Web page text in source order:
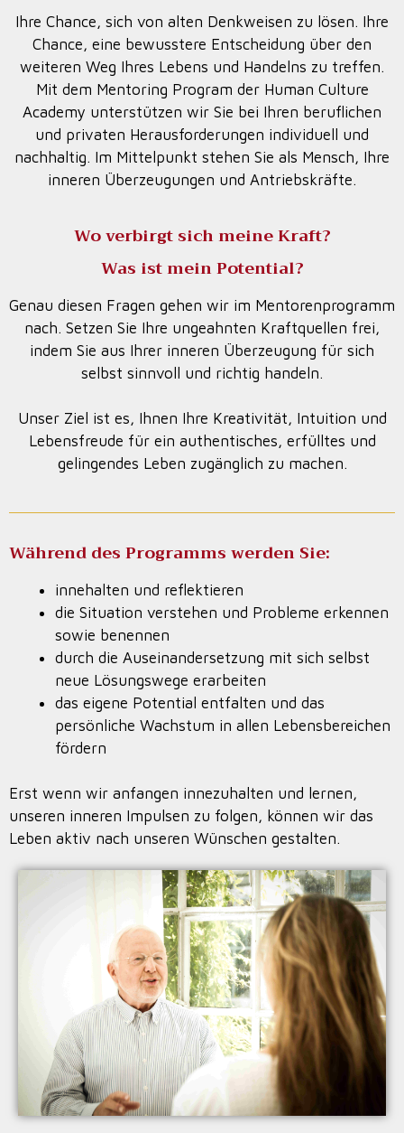
Ihre Chance, sich von alten Denkweisen zu lösen. Ihre
Chance, eine bewusstere Entscheidung über den
weiteren Weg Ihres Lebens und Handelns zu treffen.
Mit dem Mentoring Program der Human Culture
Academy unterstützen wir Sie bei Ihren beruflichen
und privaten Herausforderungen individuell und
nachhaltig. Im Mittelpunkt stehen Sie als Mensch, Ihre
inneren Überzeugungen und Antriebskräfte.
Wo verbirgt sich meine Kraft?
Was ist mein Potential?
Genau diesen Fragen gehen wir im Mentorenprogramm
nach. Setzen Sie Ihre ungeahnten Kraftquellen frei,
indem Sie aus Ihrer inneren Überzeugung für sich
selbst sinnvoll und richtig handeln.
Unser Ziel ist es, Ihnen Ihre Kreativität, Intuition und
Lebensfreude für ein authentisches, erfülltes und
gelingendes Leben zugänglich zu machen.
Während des Programms werden Sie:
innehalten und reflektieren
die Situation verstehen und Probleme erkennen
sowie benennen
durch die Auseinandersetzung mit sich selbst
neue Lösungswege erarbeiten
das eigene Potential entfalten und das
persönliche Wachstum in allen Lebensbereichen
fördern
Erst wenn wir anfangen innezuhalten und lernen,
unseren inneren Impulsen zu folgen, können wir das
Leben aktiv nach unseren Wünschen gestalten.